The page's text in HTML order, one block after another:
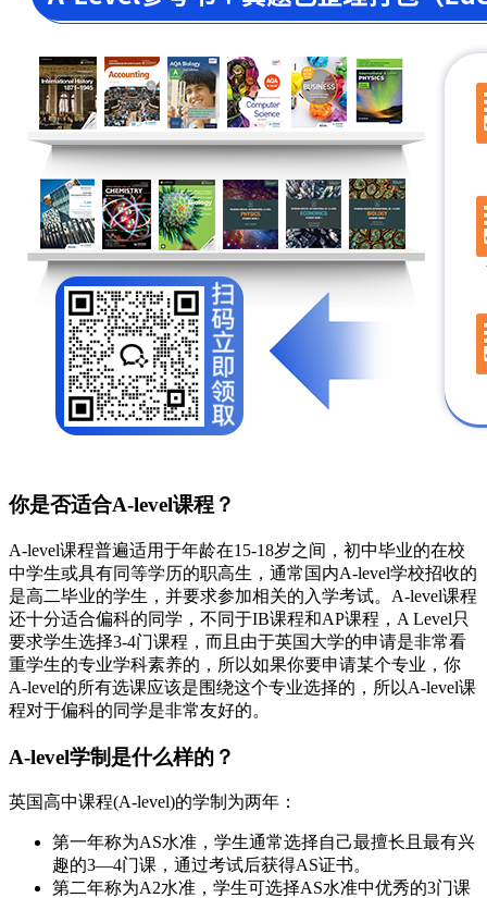
你是否适合A-level课程？
A-level课程普遍适用于年龄在15-18岁之间，初中毕业的在校
中学生或具有同等学历的职高生，通常国内A-level学校招收的
是高二毕业的学生，并要求参加相关的入学考试。A-level课程
还十分适合偏科的同学，不同于IB课程和AP课程，A Level只
要求学生选择3-4门课程，而且由于英国大学的申请是非常看
重学生的专业学科素养的，所以如果你要申请某个专业，你
A-level的所有选课应该是围绕这个专业选择的，所以A-level课
程对于偏科的同学是非常友好的。
A-level学制是什么样的？
英国高中课程(A-level)的学制为两年：
第一年称为AS水准，学生通常选择自己最擅长且最有兴
趣的3—4门课，通过考试后获得AS证书。
第二年称为A2水准，学生可选择AS水准中优秀的3门课